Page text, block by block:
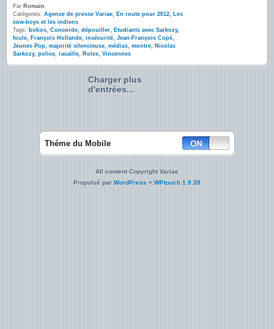
Par Romain
Catégories: Agence de presse Variae, En route pour 2012, Les
cow-boys et les indiens
Tags: bobos, Concorde, dépouiller, Etudiants avec Sarkozy,
foule, François Hollande, insécurité, Jean-François Copé,
Jeunes Pop, majorité silencieuse, médias, montre, Nicolas
Sarkozy, police, racaille, Rolex, Vincennes
Charger plus
d'entrées...
Théme du Mobile
All content Copyright Variae
Propulsé parWordPress + WPtouch 1.9.39